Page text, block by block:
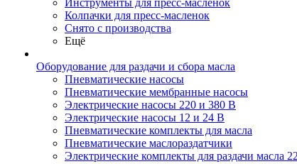
Инструменты для пресс-масленок
Колпачки для пресс-масленок
Снято с производства
Ещё
Оборудование для раздачи и сбора масла
Пневматические насосы
Пневматические мембранные насосы
Электрические насосы 220 и 380 В
Электрические насосы 12 и 24 В
Пневматические комплекты для масла
Пневматические маслораздатчики
Электрические комплекты для раздачи масла